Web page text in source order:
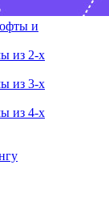
и
из 2-х
из 3-х
из 4-х